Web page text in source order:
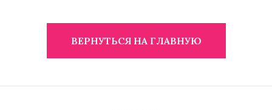
ВЕРНУТЬСЯ НА ГЛАВНУЮ